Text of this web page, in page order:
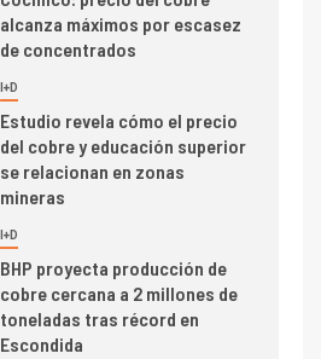
alcanza máximos por escasez
de concentrados
I+D
Estudio revela cómo el precio
del cobre y educación superior
se relacionan en zonas
mineras
I+D
BHP proyecta producción de
cobre cercana a 2 millones de
toneladas tras récord en
Escondida